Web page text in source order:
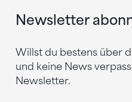
Newsletter
Willst du bestens über
und keine News
Newsletter.